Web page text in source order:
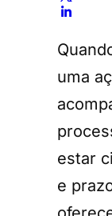
uma
estar
e